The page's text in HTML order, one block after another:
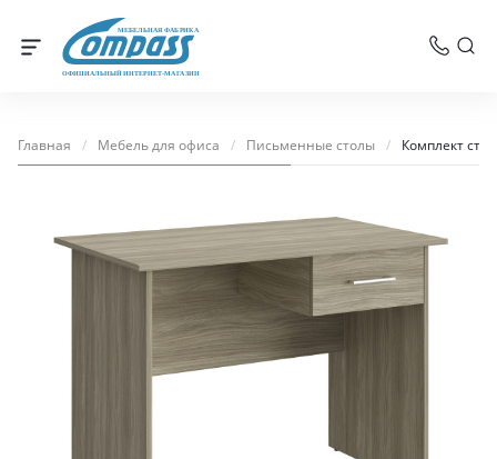
МЕБЕЛЬНАЯ ФАБРИКА
ОФИЦИАЛЬНЫЙ ИНТЕРНЕТ-МАГАЗИН
Главная / Мебель для офиса / Письменные столы / Комплект